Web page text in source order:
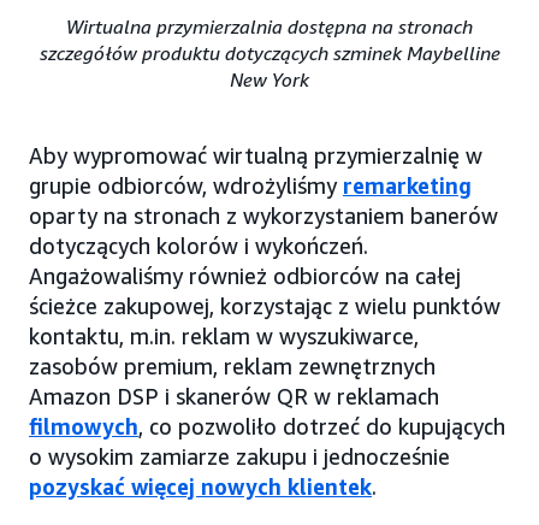
Wirtualna przymierzalnia dostępna na stronach
szczegółów produktu dotyczących szminek Maybelline
New York
Aby wypromować wirtualną przymierzalnię w
grupie odbiorców, wdrożyliśmy remarketing
oparty na stronach z wykorzystaniem banerów
dotyczących kolorów i wykończeń.
Angażowaliśmy również odbiorców na całej
ścieżce zakupowej, korzystając z wielu punktów
kontaktu, m.in. reklam w wyszukiwarce,
zasobów premium, reklam zewnętrznych
Amazon DSP i skanerów QR w reklamach
filmowych, co pozwoliło dotrzeć do kupujących
o wysokim zamiarze zakupu i jednocześnie
pozyskać więcej nowych klientek.